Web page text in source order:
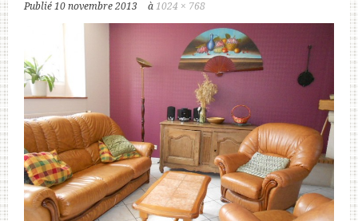
Publié10 novembre 2013 à1024 × 768